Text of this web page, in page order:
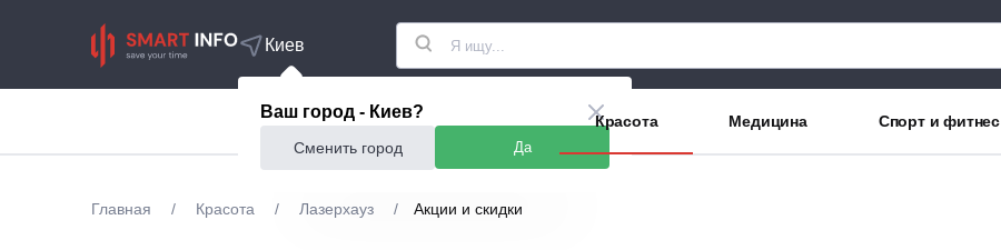
Киев
Ваш город - Киев?
Сменить город Да
Акции Еда и рестораны Красота Медицина Спорт и фитнес
Главная / Красота / Лазерхауз / Акции и скидки